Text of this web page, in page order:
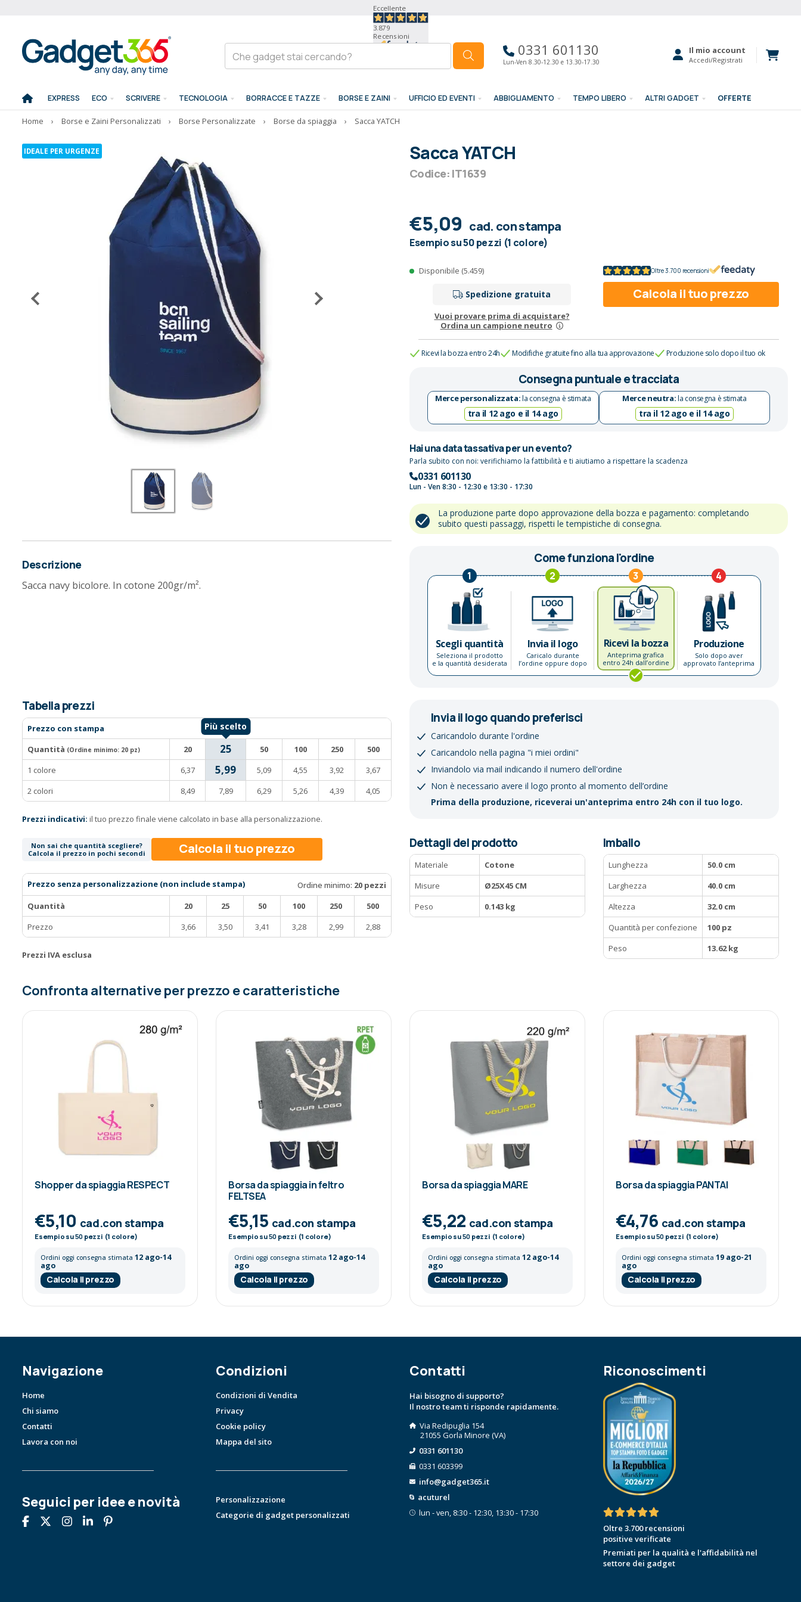
Eccellente
3.879
Recensioni
0331 601130
Lun-Ven 8.30-12.30 e 13.30-17.30
Il mio account
Accedi/Registrati
EXPRESS ECO SCRIVERE TECNOLOGIA BORRACCE E TAZZE BORSE E ZAINI UFFICIO ED EVENTI ABBIGLIAMENTO TEMPO LIBERO ALTRI GADGET OFFERTE
Home › Borse e Zaini Personalizzati › Borse Personalizzate › Borse da spiaggia › Sacca YATCH
IDEALE PER URGENZE
Descrizione
Sacca navy bicolore. In cotone 200gr/m².
Sacca YATCH
Codice: IT1639
€5,09 cad. con stampa
Esempio su 50 pezzi (1 colore)
Disponibile (5.459)
Spedizione gratuita
Vuoi provare prima di acquistare?
Ordina un campione neutro
Oltre 3.700 recensioni
Calcola il tuo prezzo
Ricevi la bozza entro 24h Modifiche gratuite fino alla tua approvazione Produzione solo dopo il tuo ok
Consegna puntuale e tracciata
Merce personalizzata:la consegna è stimata
tra il 12 ago e il 14 ago
Merce neutra:la consegna è stimata
tra il 12 ago e il 14 ago
Hai una data tassativa per un evento?
Parla subito con noi: verifichiamo la fattibilità e ti aiutiamo a rispettare la scadenza
0331 601130
Lun - Ven 8:30 - 12:30 e 13:30 - 17:30
La produzione parte dopo approvazione della bozza e pagamento: completando
subito questi passaggi, rispetti le tempistiche di consegna.
Come funziona l'ordine
1
Scegli quantità
Seleziona il prodotto
e la quantità desiderata
2
Invia il logo
Caricalo durante
l’ordine oppure dopo
3
Ricevi la bozza
Anteprima grafica
entro 24h dall’ordine
4
Produzione
Solo dopo aver
approvato l’anteprima
Tabella prezzi
Prezzo con stampa
Quantità (Ordine minimo: 20 pz) 20 25 50 100 250
500
1 colore
6,37 5,99 5,09 4,55 3,92
3,67
2 colori
8,49 7,89 6,29 5,26 4,39 4,05
Prezzi indicativi: il tuo prezzo finale viene calcolato in base alla personalizzazione.
Non sai che quantità scegliere?
Calcola il prezzo in pochi secondi
Calcola il tuo prezzo
Prezzo senza personalizzazione (non include stampa) Ordine minimo: 20 pezzi
Quantità
20 25 50 100 250
500
Prezzo
3,66 3,50 3,41 3,28 2,99 2,88
Prezzi IVA esclusa
Invia il logo quando preferisci
Caricandolo durante l'ordine
Caricandolo nella pagina "i miei ordini"
Inviandolo via mail indicando il numero dell'ordine
Non è necessario avere il logo pronto al momento dell’ordine
Prima della produzione, riceverai un'anteprima entro 24h con il tuo logo.
Dettagli del prodotto
Materiale
Cotone
Misure
Ø25X45 CM
Peso
0.143 kg
Imballo
Lunghezza
50.0 cm
Larghezza
40.0 cm
Altezza
32.0 cm
Quantità per confezione
100 pz
Peso
13.62 kg
Confronta alternative per prezzo e caratteristiche
Shopper da spiaggia RESPECT
€5,10 cad.con stampa
Esempio su50 pezzi (1 colore)
Ordini oggi consegna stimata 12 ago-14
ago
Calcola il prezzo
Borsa da spiaggia in feltro
FELTSEA
€5,15 cad.con stampa
Esempio su50 pezzi (1 colore)
Ordini oggi consegna stimata 12 ago-14
ago
Calcola il prezzo
Borsa da spiaggia MARE
€5,22 cad.con stampa
Esempio su50 pezzi (1 colore)
Ordini oggi consegna stimata 12 ago-14
ago
Calcola il prezzo
Borsa da spiaggia PANTAI
€4,76 cad.con stampa
Esempio su50 pezzi (1 colore)
Ordini oggi consegna stimata 19 ago-21
ago
Calcola il prezzo
Navigazione
Home
Chi siamo
Contatti
Lavora con noi
Seguici per idee e novità
Condizioni
Condizioni di Vendita
Privacy
Cookie policy
Mappa del sito
Personalizzazione
Categorie di gadget personalizzati
Contatti
Hai bisogno di supporto?
Il nostro team ti risponde rapidamente.
Via Redipuglia 154
21055 Gorla Minore (VA)
0331 601130
0331 603399
info@gadget365.it
acuturel
lun - ven, 8:30 - 12:30, 13:30 - 17:30
Riconoscimenti
Oltre 3.700 recensioni
positive verificate
Premiati per la qualità e l'affidabilità nel
settore dei gadget